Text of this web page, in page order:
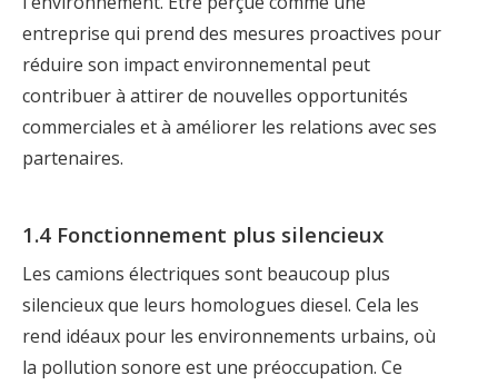
entreprise qui prend des mesures proactives pour
réduire son impact environnemental peut
contribuer à attirer de nouvelles opportunités
commerciales et à améliorer les relations avec ses
partenaires.
1.4 Fonctionnement plus silencieux
Les camions électriques sont beaucoup plus
silencieux que leurs homologues diesel. Cela les
rend idéaux pour les environnements urbains, où
la pollution sonore est une préoccupation. Ce